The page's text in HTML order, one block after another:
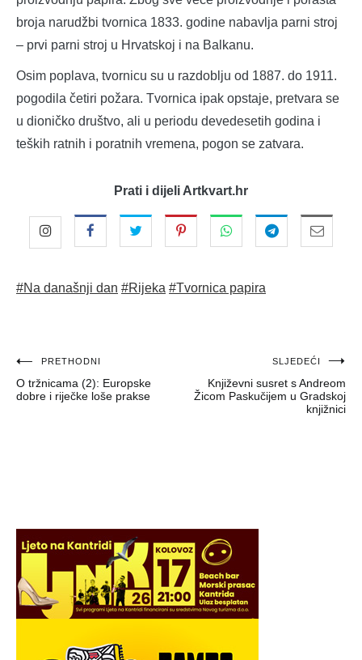
broja narudžbi tvornica 1833. godine nabavlja parni stroj
– prvi parni stroj u Hrvatskoj i na Balkanu.
Osim poplava, tvornicu su u razdoblju od 1887. do 1911.
pogodila četiri požara. Tvornica ipak opstaje, pretvara se
u dioničko društvo, ali u periodu devedesetih godina i
teških ratnih i poratnih vremena, pogon se zatvara.
Prati i dijeli Artkvart.hr
#Na današnji dan #Rijeka #Tvornica papira
Navigacija
objava
PRETHODNI
O tržnicama (2): Europske
dobre i riječke loše prakse
SLJEDEĆI
Književni susret s Andreom
Žicom Paskučijem u Gradskoj
knjižnici